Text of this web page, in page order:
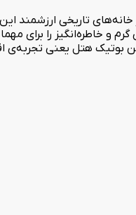
خانه‌های تاریخی
و خاطره‌انگیز را برای
بوتیک هتل یعنی تجربه‌ی